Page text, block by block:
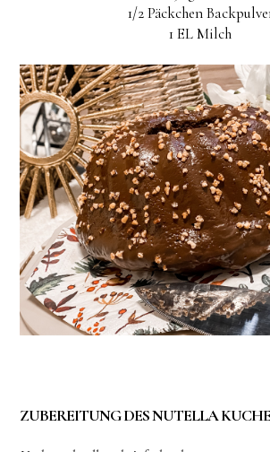
1/2 Päckchen
1 EL Milch
ZUBEREITUNG DES NUTELLA